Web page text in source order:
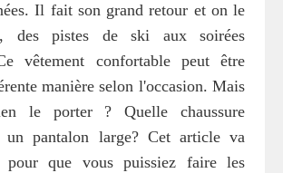
Il fait son grand retour et on le
des pistes de ski aux soirées
vêtement confortable peut être
manière selon l'occasion. Mais
le porter ? Quelle chaussure
un pantalon large? Cet article va
pour que vous puissiez faire les